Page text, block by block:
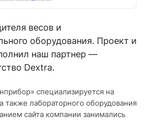
весов и
оборудования. Проект и
наш партнер —
Dextra.
специализируется на
также лабораторного оборудования
сайта компании занимались